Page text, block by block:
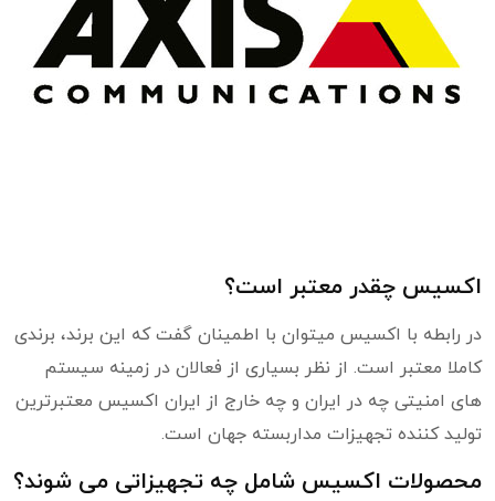
اکسیس چقدر معتبر است؟
در رابطه با اکسیس میتوان با اطمینان گفت که این برند، برندی
کاملا معتبر است. از نظر بسیاری از فعالان در زمینه سیستم
های امنیتی چه در ایران و چه خارج از ایران اکسیس معتبرترین
تولید کننده تجهیزات مداربسته جهان است.
محصولات اکسیس شامل چه تجهیزاتی می شوند؟